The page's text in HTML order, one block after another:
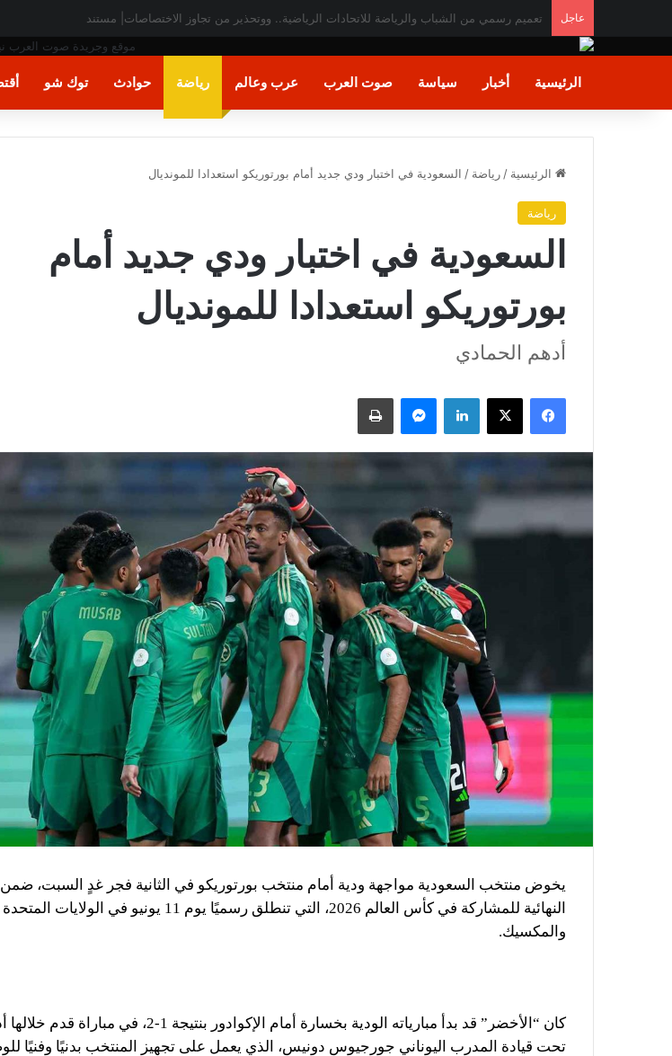
عاجل «الصحة» تعلن فحص أكثر من 10 ملايين طفل ضمن مبادرة رئيس الجمهورية للكشف المبكر وعلاج فقدان السمع لدى حديثي الولادة
الرئيسية أخبار سياسة صوت العرب عرب وعالم رياضة حوادث توك شو
الرئيسية / رياضة / السعودية في اختبار ودي جديد أمام بورتوريكو استعدادا للمونديال
رياضة
السعودية في اختبار ودي جديد أمام
بورتوريكو استعدادا للمونديال
أدهم الحمادي
فيسبوك X لينكدإن ماسنجر طباعة
يخوض منتخب السعودية مواجهة ودية أمام منتخب بورتوريكو في الثانية فجر غدٍ السبت، ضمن
النهائية للمشاركة في كأس العالم 2026، التي تنطلق رسميًا يوم 11 يونيو في
والمكسيك.
كان “الأخضر” قد بدأ مبارياته الودية بخسارة أمام الإكوادور بنتيجة 1-2، في
تحت قيادة المدرب اليوناني جورجيوس دونيس، الذي يعمل على تجهيز المنتخب بدنيًا وفنيًا